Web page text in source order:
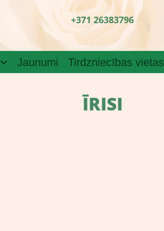
+371 26383796
Jaunumi Tirdzniecības vietas
ĪRISI